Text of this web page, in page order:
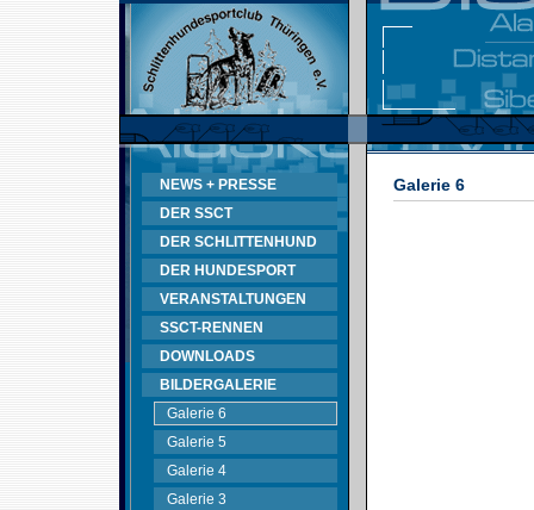
NEWS + PRESSE
DER SSCT
DER SCHLITTENHUND
DER HUNDESPORT
VERANSTALTUNGEN
SSCT-RENNEN
DOWNLOADS
BILDERGALERIE
Galerie 6
Galerie 5
Galerie 4
Galerie 3
Galerie 6